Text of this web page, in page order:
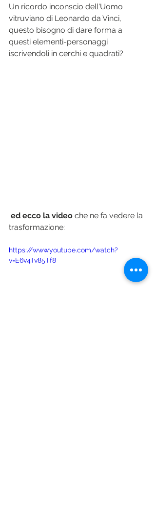
Un ricordo inconscio dell'Uomo
vitruviano di Leonardo da Vinci,
questo bisogno di dare forma a
questi elementi-personaggi
iscrivendoli in cerchi e quadrati?
ed ecco la video che ne fa vedere la
trasformazione:
https://www.youtube.com/watch?
v=E6v4Tv85Tf8